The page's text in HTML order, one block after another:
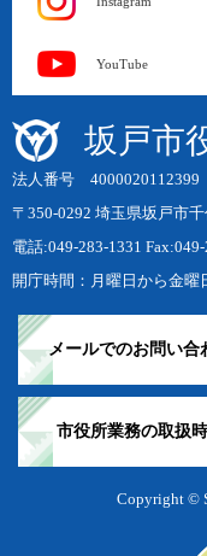
YouTube
坂戸市
法人番号 4000020112399
〒350-0292 埼玉県坂戸市千
電話:049-283-1331
開庁時間：月曜日から金曜
メールでのお問い合
市役所業務の取扱
Copyright ©